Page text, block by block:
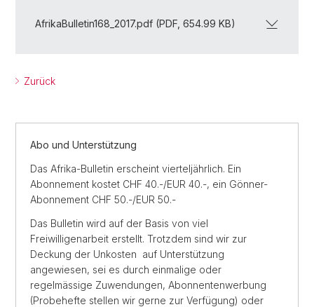
AfrikaBulletin168_2017.pdf (PDF, 654.99 KB)
Zurück
Abo und Unterstützung
Das Afrika-Bulletin erscheint vierteljährlich. Ein
Abonnement kostet CHF 40.-/EUR 40.-, ein Gönner-
Abonnement CHF 50.-/EUR 50.-
Das Bulletin wird auf der Basis von viel
Freiwilligenarbeit erstellt. Trotzdem sind wir zur
Deckung der Unkosten auf Unterstützung
angewiesen, sei es durch einmalige oder
regelmässige Zuwendungen, Abonnentenwerbung
(Probehefte stellen wir gerne zur Verfügung) oder